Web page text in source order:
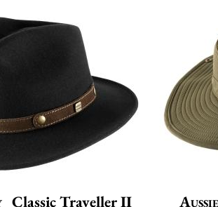
Classic Traveller II